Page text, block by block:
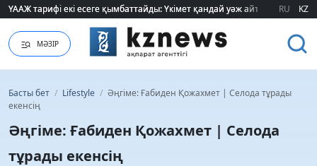
ҮААЖ тарифі екі есеге қымбаттайды: Үкімет қандай уәж айтады?
ҮААЖ тарифі екі есеге қымбаттайды: Үкімет қандай уәж айтады? RU KZ
МӘЗІР
Басты бет / Lifestyle / Әңгіме: Ғабиден Қожахмет | Селода тұрады
екенсің
Әңгіме: Ғабиден Қожахмет | Селода
тұрады екенсің